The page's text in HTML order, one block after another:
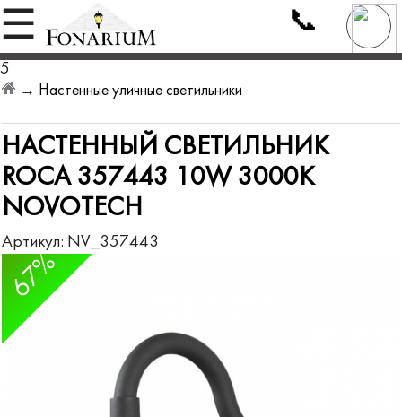
☰ 📞
5
→ Настенные уличные светильники
НАСТЕННЫЙ СВЕТИЛЬНИК
ROCA 357443 10W 3000K
NOVOTECH
Артикул: NV_357443
67%